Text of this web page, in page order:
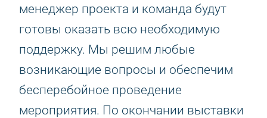
менеджер проекта и команда будут
готовы оказать всю необходимую
поддержку. Мы решим любые
возникающие вопросы и обеспечим
бесперебойное проведение
мероприятия. По окончании выставки